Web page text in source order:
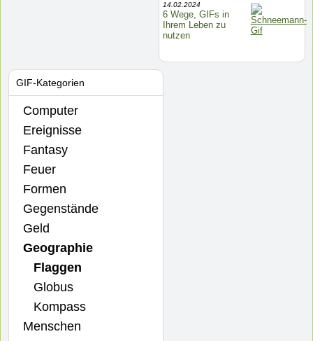
GIF-Kategorien
Computer
Ereignisse
Fantasy
Feuer
Formen
Gegenstände
Geld
Geographie
Flaggen
Globus
Kompass
Menschen
14.02.2024
6 Wege, GIFs in
Ihrem Leben zu
nutzen